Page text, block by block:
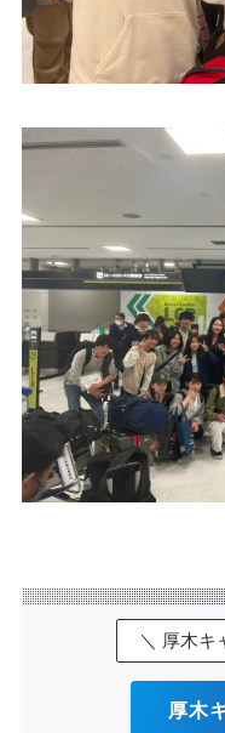
＼ 厚木キ
厚木